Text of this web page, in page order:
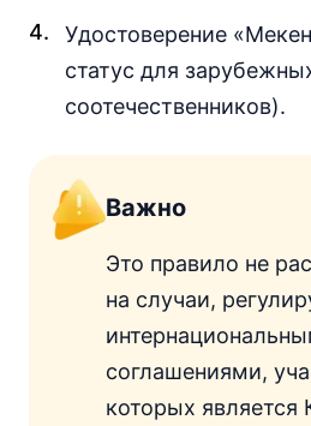
Удостоверение
статус для
соотечественников).
Важно
Это правило не
на случаи,
соглашениями,
которых является